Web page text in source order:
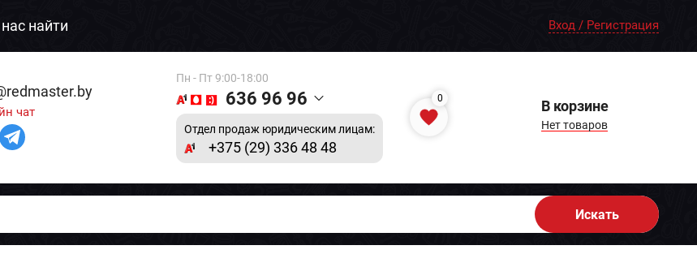
найти Вход / Регистрация
чат
Пн - Пт 9:00-18:00
636 96 96
Отдел продаж юридическим лицам:
+375 (29) 336 48 48
0 В корзине
Нет товаров
Искать